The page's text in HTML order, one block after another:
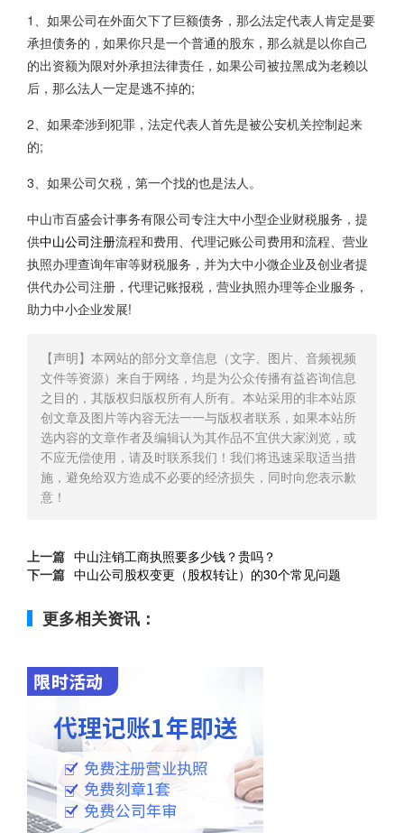
1、如果公司在外面欠下了巨额债务，那么法定代表人肯定是要
承担债务的，如果你只是一个普通的股东，那么就是以你自己
的出资额为限对外承担法律责任，如果公司被拉黑成为老赖以
后，那么法人一定是逃不掉的;
2、如果牵涉到犯罪，法定代表人首先是被公安机关控制起来
的;
3、如果公司欠税，第一个找的也是法人。
中山市百盛会计事务有限公司专注大中小型企业财税服务，提
供中山公司注册流程和费用、代理记账公司费用和流程、营业
执照办理查询年审等财税服务，并为大中小微企业及创业者提
供代办公司注册，代理记账报税，营业执照办理等企业服务，
助力中小企业发展!
【声明】本网站的部分文章信息（文字、图片、音频视频
文件等资源）来自于网络，均是为公众传播有益咨询信息
之目的，其版权归版权所有人所有。本站采用的非本站原
创文章及图片等内容无法一一与版权者联系，如果本站所
选内容的文章作者及编辑认为其作品不宜供大家浏览，或
不应无偿使用，请及时联系我们！我们将迅速采取适当措
施，避免给双方造成不必要的经济损失，同时向您表示歉
意！
上一篇 中山注销工商执照要多少钱？贵吗？
下一篇 中山公司股权变更（股权转让）的30个常见问题
更多相关资讯：